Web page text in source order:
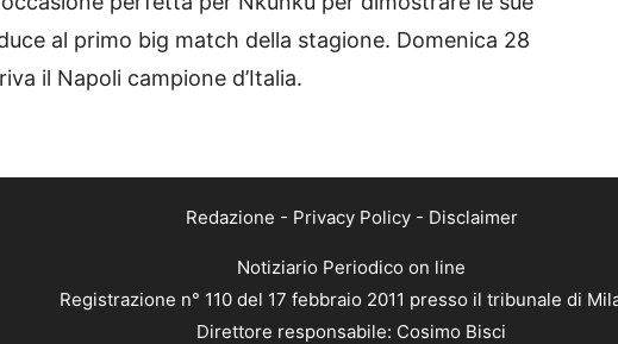
al primo big match della stagione. Domenica 28
il Napoli campione d’Italia.
Redazione - Privacy Policy- Disclaimer
Notiziario Periodico on line
Registrazione n° 110 del 17 febbraio 2011 presso il tribunale di
Direttore responsabile: Cosimo Bisci